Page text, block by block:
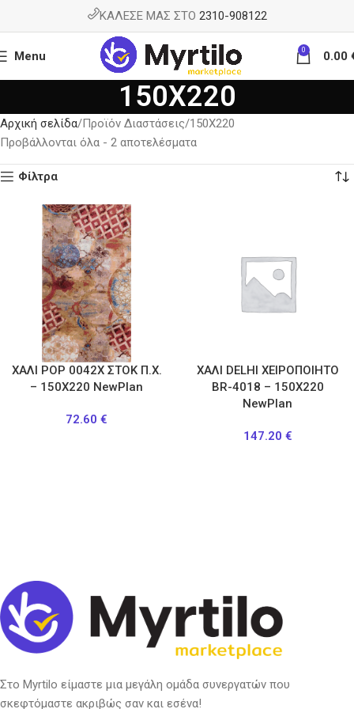
ΚΑΛΕΣΕ ΜΑΣ ΣΤΟ 2310-908122
Menu 0 0.00
150X220
Αρχική σελίδα Προϊόν Διαστάσεις 150X220
Προβάλλονται όλα - 2 αποτελέσματα
Φίλτρα
ΧΑΛΙ POP 0042X ΣΤΟΚ Π.Χ.
– 150X220 NewPlan
72.60 €
ΧΑΛΙ DELHI ΧΕΙΡΟΠΟΙΗΤΟ
BR-4018 – 150X220
NewPlan
147.20 €
Στο Myrtilo είμαστε μια μεγάλη ομάδα συνεργατών που
σκεφτόμαστε ακριβώς σαν και εσένα!